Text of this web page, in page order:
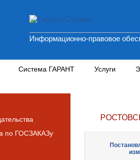
Информационно-правовое
Система ГАРАНТ Услуги
по ГОСЗАКАЗу